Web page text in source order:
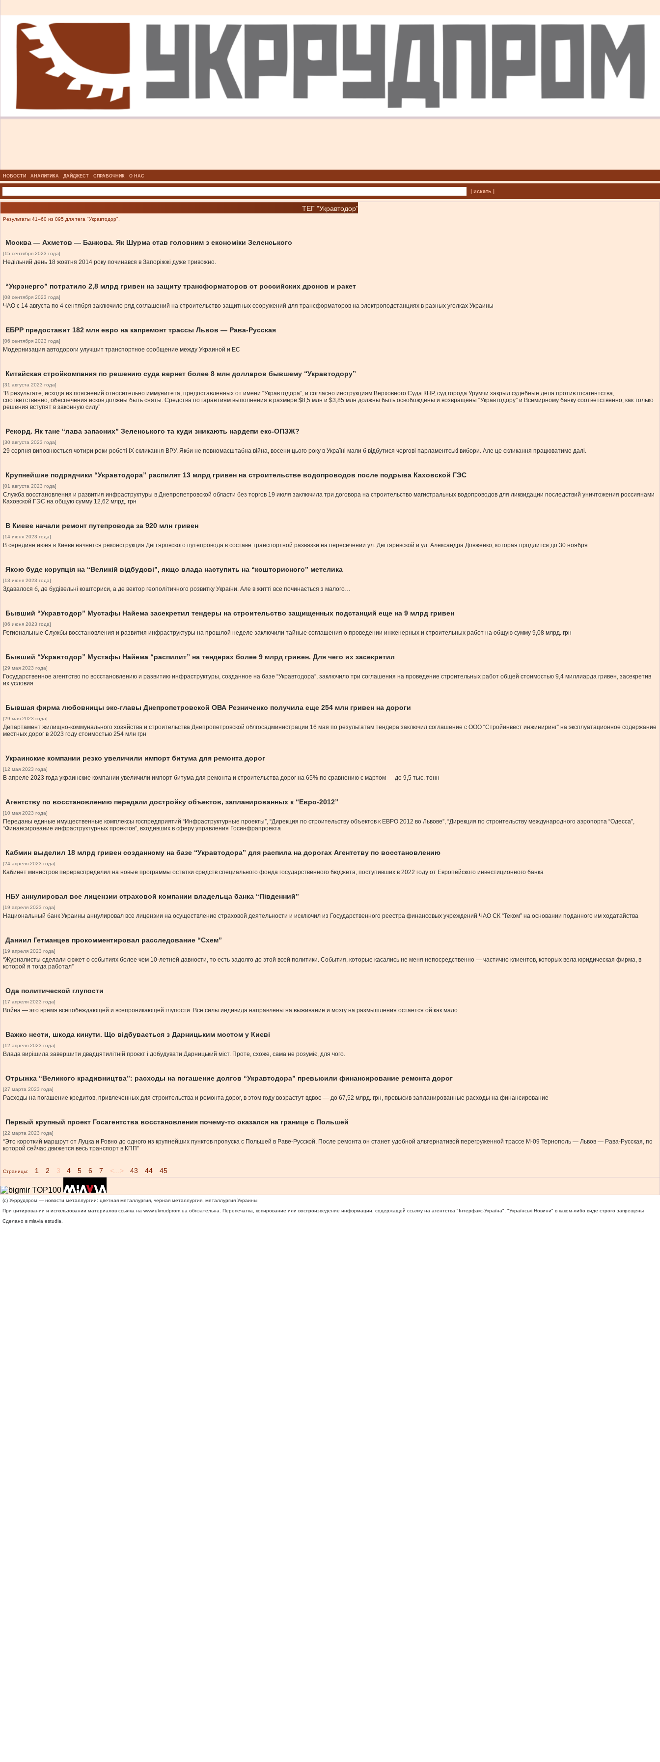
НОВОСТИ АНАЛИТИКА ДАЙДЖЕСТ СПРАВОЧНИК О НАС
| искать |
ТЕГ "Укравтодор"
Результаты 41–60 из 895 для тега "Укравтодор".
Москва — Ахметов — Банкова. Як Шурма став головним з економіки Зеленського
[15 сентября 2023 года]
Недільний день 18 жовтня 2014 року починався в Запоріжжі дуже тривожно.
“Укрэнерго” потратило 2,8 млрд гривен на защиту трансформаторов от российских дронов и ракет
[08 сентября 2023 года]
ЧАО с 14 августа по 4 сентября заключило ряд соглашений на строительство защитных сооружений для трансформаторов на электроподстанциях в разных уголках Украины
ЕБРР предоставит 182 млн евро на капремонт трассы Львов — Рава-Русская
[06 сентября 2023 года]
Модернизация автодороги улучшит транспортное сообщение между Украиной и ЕС
Китайская стройкомпания по решению суда вернет более 8 млн долларов бывшему “Укравтодору”
[31 августа 2023 года]
“В результате, исходя из пояснений относительно иммунитета, предоставленных от имени “Укравтодора”, и согласно инструкциям Верховного Суда КНР, суд города Урумчи закрыл судебные дела против госагентства,
соответственно, обеспечения исков должны быть сняты. Средства по гарантиям выполнения в размере $8,5 млн и $3,85 млн должны быть освобождены и возвращены “Укравтодору” и Всемирному банку соответственно, как только
решения вступят в законную силу”
Рекорд. Як тане “лава запасних” Зеленського та куди зникають нардепи екс-ОПЗЖ?
[30 августа 2023 года]
29 серпня виповнюється чотири роки роботі ІХ скликання ВРУ. Якби не повномасштабна війна, восени цього року в Україні мали б відбутися чергові парламентські вибори. Але це скликання працюватиме далі.
Крупнейшие подрядчики “Укравтодора” распилят 13 млрд гривен на строительстве водопроводов после подрыва Каховской ГЭС
[01 августа 2023 года]
Служба восстановления и развития инфраструктуры в Днепропетровской области без торгов 19 июля заключила три договора на строительство магистральных водопроводов для ликвидации последствий уничтожения россиянами
Каховской ГЭС на общую сумму 12,62 млрд. грн
В Киеве начали ремонт путепровода за 920 млн гривен
[14 июня 2023 года]
В середине июня в Киеве начнется реконструкция Дегтяровского путепровода в составе транспортной развязки на пересечении ул. Дегтяревской и ул. Александра Довженко, которая продлится до 30 ноября
Якою буде корупція на “Великій відбудові”, якщо влада наступить на “кошторисного” метелика
[13 июня 2023 года]
Здавалося б, де будівельні кошториси, а де вектор геополітичного розвитку України. Але в житті все починається з малого…
Бывший “Укравтодор” Мустафы Найема засекретил тендеры на строительство защищенных подстанций еще на 9 млрд гривен
[06 июня 2023 года]
Региональные Службы восстановления и развития инфраструктуры на прошлой неделе заключили тайные соглашения о проведении инженерных и строительных работ на общую сумму 9,08 млрд. грн
Бывший “Укравтодор” Мустафы Найема “распилит” на тендерах более 9 млрд гривен. Для чего их засекретил
[29 мая 2023 года]
Государственное агентство по восстановлению и развитию инфраструктуры, созданное на базе “Укравтодора”, заключило три соглашения на проведение строительных работ общей стоимостью 9,4 миллиарда гривен, засекретив
их условия
Бывшая фирма любовницы экс-главы Днепропетровской ОВА Резниченко получила еще 254 млн гривен на дороги
[29 мая 2023 года]
Департамент жилищно-коммунального хозяйства и строительства Днепропетровской облгосадминистрации 16 мая по результатам тендера заключил соглашение с ООО “Стройинвест инжиниринг” на эксплуатационное содержание
местных дорог в 2023 году стоимостью 254 млн грн
Украинские компании резко увеличили импорт битума для ремонта дорог
[12 мая 2023 года]
В апреле 2023 года украинские компании увеличили импорт битума для ремонта и строительства дорог на 65% по сравнению с мартом — до 9,5 тыс. тонн
Агентству по восстановлению передали достройку объектов, запланированных к “Евро-2012”
[10 мая 2023 года]
Переданы единые имущественные комплексы госпредприятий “Инфраструктурные проекты”, “Дирекция по строительству объектов к ЕВРО 2012 во Львове”, “Дирекция по строительству международного аэропорта “Одесса”,
“Финансирование инфраструктурных проектов”, входивших в сферу управления Госинфрапроекта
Кабмин выделил 18 млрд гривен созданному на базе “Укравтодора” для распила на дорогах Агентству по восстановлению
[24 апреля 2023 года]
Кабинет министров перераспределил на новые программы остатки средств специального фонда государственного бюджета, поступивших в 2022 году от Европейского инвестиционного банка
НБУ аннулировал все лицензии страховой компании владельца банка “Південний”
[19 апреля 2023 года]
Национальный банк Украины аннулировал все лицензии на осуществление страховой деятельности и исключил из Государственного реестра финансовых учреждений ЧАО СК “Теком” на основании поданного им ходатайства
Даниил Гетманцев прокомментировал расследование “Схем”
[19 апреля 2023 года]
“Журналисты сделали сюжет о событиях более чем 10-летней давности, то есть задолго до этой всей политики. События, которые касались не меня непосредственно — частично клиентов, которых вела юридическая фирма, в
которой я тогда работал”
Ода политической глупости
[17 апреля 2023 года]
Война — это время всепобеждающей и всепроникающей глупости. Все силы индивида направлены на выживание и мозгу на размышления остается ой как мало.
Важко нести, шкода кинути. Що відбувається з Дарницьким мостом у Києві
[12 апреля 2023 года]
Влада вирішила завершити двадцятилітній проєкт і добудувати Дарницький міст. Проте, схоже, сама не розуміє, для чого.
Отрыжка “Великого крадивництва”: расходы на погашение долгов “Укравтодора” превысили финансирование ремонта дорог
[27 марта 2023 года]
Расходы на погашение кредитов, привлеченных для строительства и ремонта дорог, в этом году возрастут вдвое — до 67,52 млрд. грн, превысив запланированные расходы на финансирование
Первый крупный проект Госагентства восстановления почему-то оказался на границе с Польшей
[22 марта 2023 года]
“Это короткий маршрут от Луцка и Ровно до одного из крупнейших пунктов пропуска с Польшей в Раве-Русской. После ремонта он станет удобной альтернативой перегруженной трассе М-09 Тернополь — Львов — Рава-Русская, по
которой сейчас движется весь транспорт в КПП”
Страницы: 1 2 3 4 5 6 7 <...> 43 44 45
(c) Укррудпром — новости металлургии: цветная металлургия, черная металлургия, металлургия Украины
При цитировании и использовании материалов ссылка на www.ukrrudprom.ua обязательна. Перепечатка, копирование или воспроизведение информации, содержащей ссылку на агентства "Iнтерфакс-Україна", "Українськi Новини" в каком-либо виде строго запрещены
Сделано в miavia estudia.